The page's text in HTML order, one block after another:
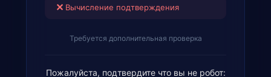
✕ Вычисление подтверждения
Требуется дополнительная проверка
Пожалуйста, подтвердите что вы не робот: